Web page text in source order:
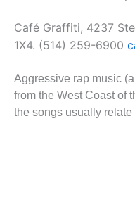
Café Graffiti, 4237
1X4. (514) 259-6900
Aggressive rap music
from the West Coast of
the songs usually